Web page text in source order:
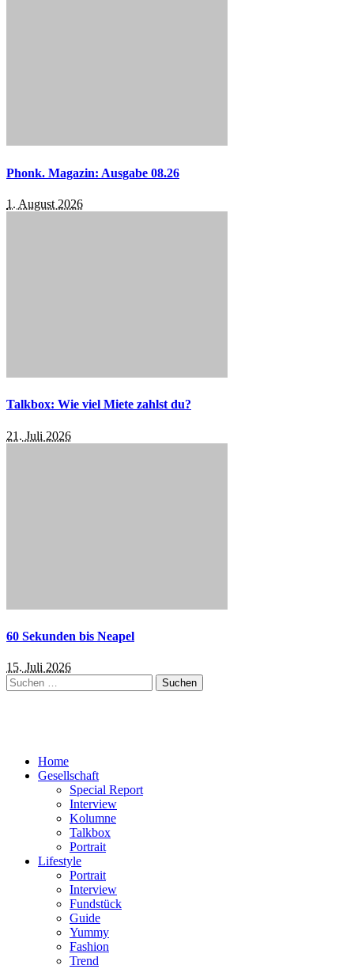
Phonk. Magazin: Ausgabe 08.26
1. August 2026
Talkbox: Wie viel Miete zahlst du?
21. Juli 2026
60 Sekunden bis Neapel
15. Juli 2026
Suchen
nach:
Home
Gesellschaft
Special Report
Interview
Kolumne
Talkbox
Portrait
Lifestyle
Portrait
Interview
Fundstück
Guide
Yummy
Fashion
Trend